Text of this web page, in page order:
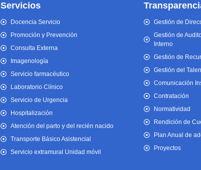
Servicios
Docencia Servicio
Promoción y Prevención
Consulta Externa
Imagenología
Servicio farmacéutico
Laboratorio Clínico
Servicio de Urgencia
Hospitalización
Atención del parto y del recién nacido
Transporte Básico Asistencial
Servicio extramural Unidad móvil
Gestión de
Gestión de
Interno
Gestión de
Gestión del
Comunicación
Contratación
Normatividad
Rendición de
Plan Anual de
Proyectos